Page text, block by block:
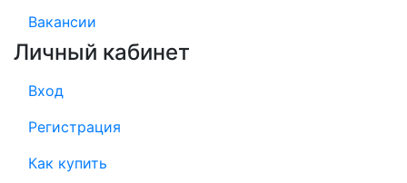
Вакансии
Личный кабинет
Вход
Регистрация
Как купить